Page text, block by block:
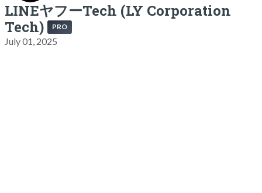
LINEヤフーTech (LY Corporation
Tech)
PRO
July 01, 2025